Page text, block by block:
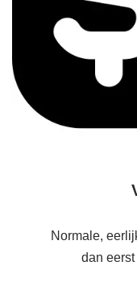
Normale,
dan eerst